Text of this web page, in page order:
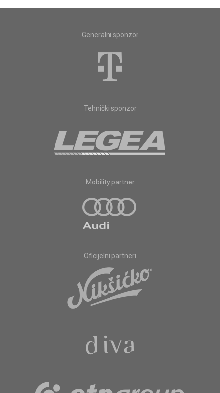
Generalni sponzor
Tehnički sponzor
Mobility partner
Oficijelni partneri